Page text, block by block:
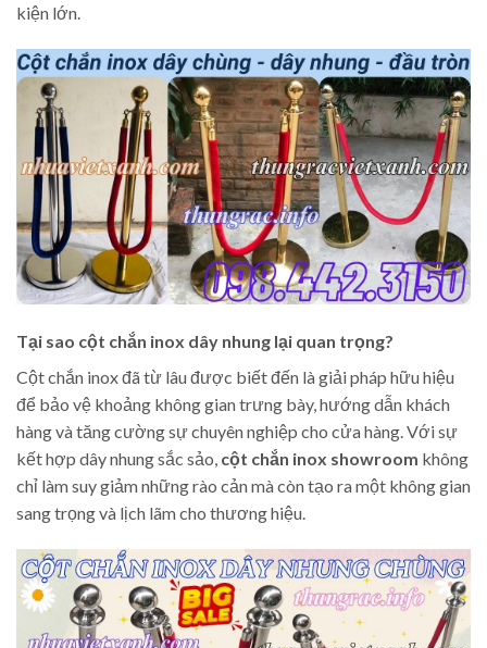
kiện lớn.
Tại sao cột chắn inox dây nhung lại quan trọng?
Cột chắn inox đã từ lâu được biết đến là giải pháp hữu hiệu
để bảo vệ khoảng không gian trưng bày, hướng dẫn khách
hàng và tăng cường sự chuyên nghiệp cho cửa hàng. Với sự
kết hợp dây nhung sắc sảo, cột chắn inox showroom không
chỉ làm suy giảm những rào cản mà còn tạo ra một không gian
sang trọng và lịch lãm cho thương hiệu.